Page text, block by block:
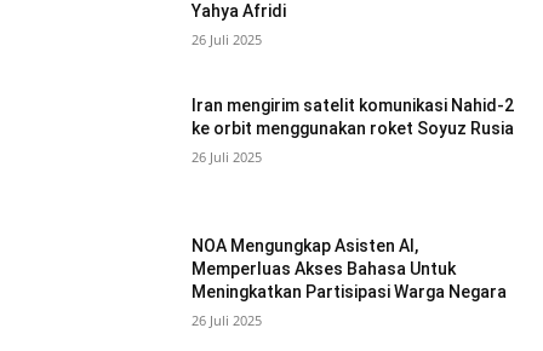
Yahya Afridi
26 Juli 2025
Iran mengirim satelit komunikasi Nahid-2
ke orbit menggunakan roket Soyuz Rusia
26 Juli 2025
NOA Mengungkap Asisten AI,
Memperluas Akses Bahasa Untuk
Meningkatkan Partisipasi Warga Negara
26 Juli 2025